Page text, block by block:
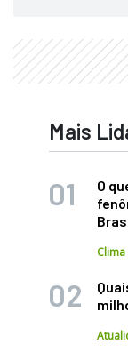
Mais
O
Clima